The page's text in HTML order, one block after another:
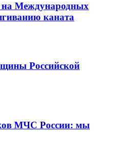
на Международных
каната
Российской
МЧС России: мы